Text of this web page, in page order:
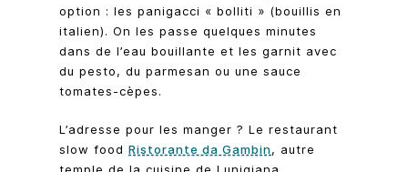
option : les panigacci « bolliti » (bouillis en
italien). On les passe quelques minutes
dans de l’eau bouillante et les garnit avec
du pesto, du parmesan ou une sauce
tomates-cèpes.
L’adresse pour les manger ? Le restaurant
slow food Ristorante da Gambin, autre